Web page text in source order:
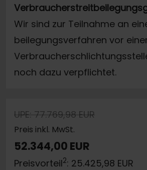
Wir sind zur Teilnahme an
beilegungsverfahren vor
noch dazu verpflichtet.
UPE: 77.769,98 EUR
Preis inkl. MwSt.
52.344,00 EUR
Preisvorteil2: 25.425,98 EUR